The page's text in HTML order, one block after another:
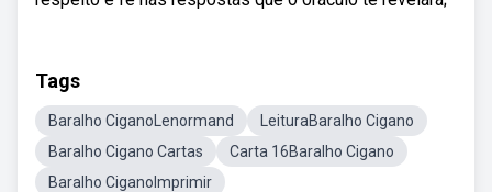
Tags
Baralho CiganoLenormand
LeituraBaralho Cigano
Baralho Cigano Cartas
Carta 16Baralho Cigano
Baralho CiganoImprimir